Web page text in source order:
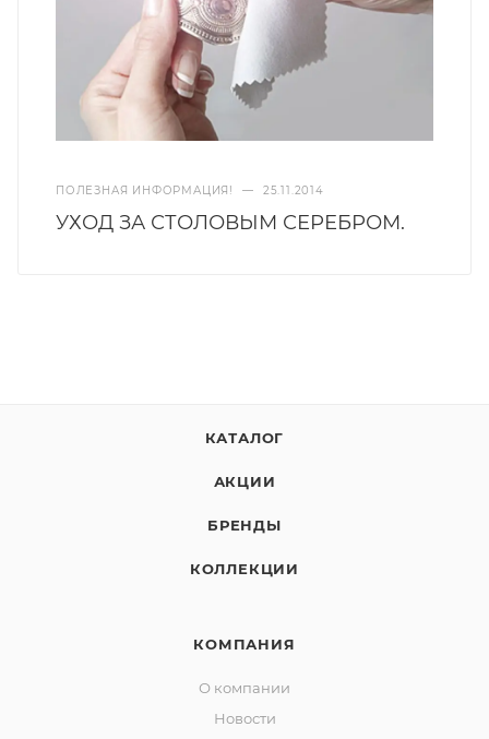
ПОЛЕЗНАЯ ИНФОРМАЦИЯ! — 25.11.2014
УХОД ЗА СТОЛОВЫМ СЕРЕБРОМ.
КАТАЛОГ
АКЦИИ
БРЕНДЫ
КОЛЛЕКЦИИ
КОМПАНИЯ
О компании
Новости